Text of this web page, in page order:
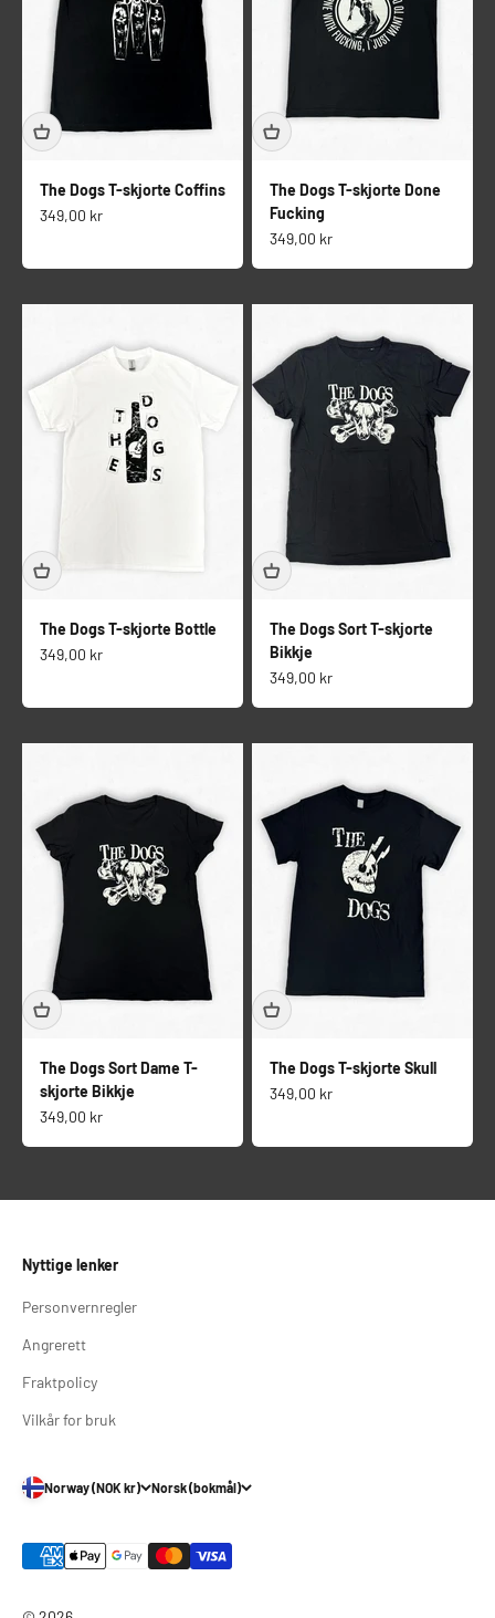
The Dogs T-skjorte Coffins
Salgspris
349,00 kr
The Dogs T-skjorte Done
Fucking
Salgspris
349,00 kr
The Dogs T-skjorte Bottle
Salgspris
349,00 kr
The Dogs Sort T-skjorte
Bikkje
Salgspris
349,00 kr
The Dogs Sort Dame T-
skjorte Bikkje
Salgspris
349,00 kr
The Dogs T-skjorte Skull
Salgspris
349,00 kr
Nyttige lenker
Personvernregler
Angrerett
Fraktpolicy
Vilkår for bruk
Norway (NOK kr) Norsk (bokmål)